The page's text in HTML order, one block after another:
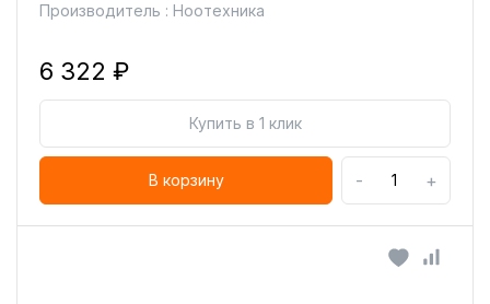
Производитель : Ноотехника
6 322 ₽
Купить в 1 клик
В корзину - +